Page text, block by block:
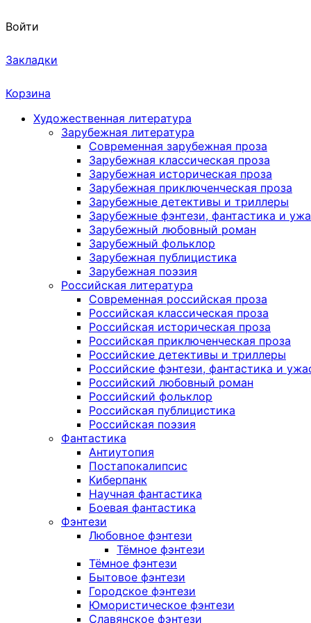
Войти
Закладки
Корзина
Художественная литература
Зарубежная литература
Современная зарубежная проза
Зарубежная классическая проза
Зарубежная историческая проза
Зарубежная приключенческая проза
Зарубежные детективы и триллеры
Зарубежные фэнтези, фантастика и
Зарубежный любовный роман
Зарубежный фольклор
Зарубежная публицистика
Зарубежная поэзия
Российская литература
Современная российская проза
Российская классическая проза
Российская историческая проза
Российская приключенческая проза
Российские детективы и триллеры
Российские фэнтези, фантастика и
Российский любовный роман
Российский фольклор
Российская публицистика
Российская поэзия
Фантастика
Антиутопия
Постапокалипсис
Киберпанк
Научная фантастика
Боевая фантастика
Фэнтези
Любовное фэнтези
Тёмное фэнтези
Тёмное фэнтези
Бытовое фэнтези
Городское фэнтези
Юмористическое фэнтези
Славянское фэнтези